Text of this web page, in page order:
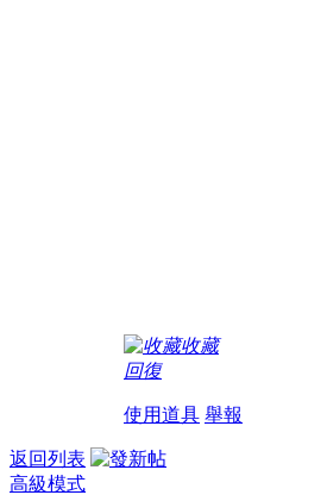
收藏
回復
使用道具 舉報
返回列表
高級模式